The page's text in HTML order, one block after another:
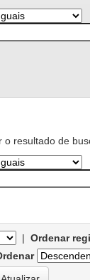
resultado de
| Ordenar